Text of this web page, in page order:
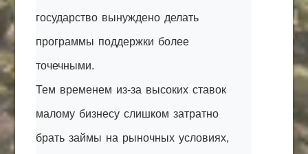
государство вынуждено делать
программы поддержки более
точечными.
Тем временем из-за высоких ставок
малому бизнесу слишком затратно
брать займы на рыночных условиях,